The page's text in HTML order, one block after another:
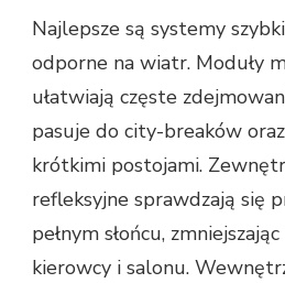
Najlepsze są systemy
odporne na wiatr. Moduły
ułatwiają częste
pasuje do city-breaków
krótkimi postojami.
refleksyjne sprawdzają się
pełnym słońcu,
kierowcy i salonu.